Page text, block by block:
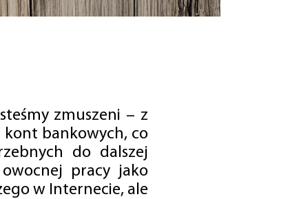
zmuszeni – z
kont bankowych, co
do dalszej
pracy jako
w Internecie, ale